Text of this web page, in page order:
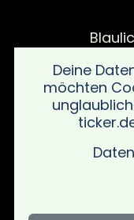
Deine
möchten